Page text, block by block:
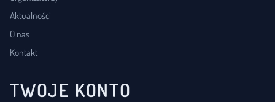
Aktualności
O nas
Kontakt
TWOJE KONTO